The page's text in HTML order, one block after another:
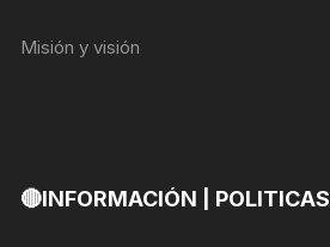
Misión y visión
🔴INFORMACIÓN | POLITICAS